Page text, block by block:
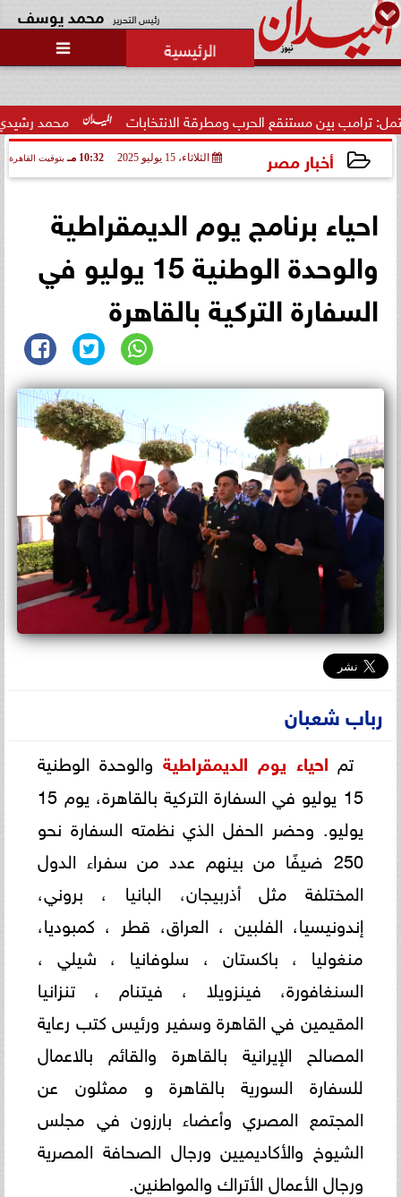
رئيس التحرير محمد يوسف

محمد رشيدي: لقاء الرئيس الحرب ومطرقة الانتخابات
أخبار مصر الثلاثاء، 15 يوليو 2025 10:32 مـ بتوقيت القاهرة
احياء برنامج يوم الديمقراطية
والوحدة الوطنية 15 يوليو في
السفارة التركية بالقاهرة
رباب شعبان
تم احياء يوم الديمقراطية والوحدة الوطنية
15 يوليو في السفارة التركية بالقاهرة، يوم 15
يوليو. وحضر الحفل الذي نظمته السفارة نحو
250 ضيفًا من بينهم عدد من سفراء الدول
المختلفة مثل أذربيجان، البانيا ، بروني،
إندونيسيا، الفلبين ، العراق، قطر ، كمبوديا،
منغوليا ، باكستان ، سلوفانيا ، شيلي ،
السنغافورة، فينزويلا ، فيتنام ، تنزانيا
المقيمين في القاهرة وسفير ورئيس كتب رعاية
المصالح الإيرانية بالقاهرة والقائم بالاعمال
للسفارة السورية بالقاهرة و ممثلون عن
المجتمع المصري وأعضاء بارزون في مجلس
الشيوخ والأكاديميين ورجال الصحافة المصرية
ورجال الأعمال الأتراك والمواطنين.